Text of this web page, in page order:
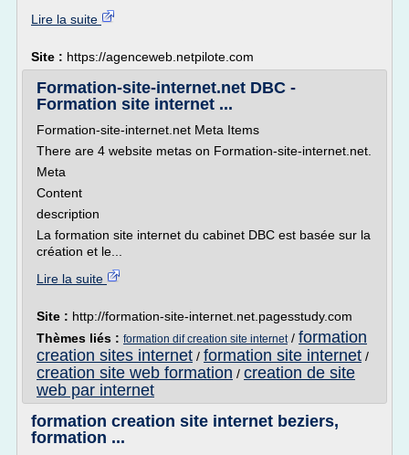
Lire la suite
Site : https://agenceweb.netpilote.com
Formation-site-internet.net DBC -
Formation site internet ...
Formation-site-internet.net Meta Items
There are 4 website metas on Formation-site-internet.net.
Meta
Content
description
La formation site internet du cabinet DBC est basée sur la
création et le...
Lire la suite
Site : http://formation-site-internet.net.pagesstudy.com
Thèmes liés : formation dif creation site internet/ formation
creation sites internet / formation site internet /
creation site web formation / creation de site
web par internet
formation creation site internet beziers,
formation ...